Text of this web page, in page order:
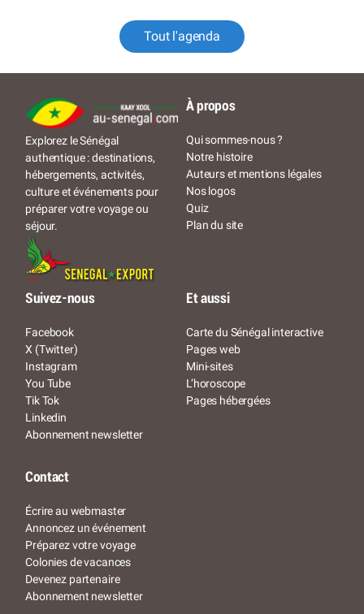
Tout l'agenda
Explorez le Sénégal
authentique : destinations,
hébergements, activités,
culture et événements pour
préparer votre voyage ou
séjour.
À propos
Qui sommes-nous ?
Notre histoire
Auteurs et mentions légales
Nos logos
Quiz
Plan du site
Suivez-nous
Facebook
X (Twitter)
Instagram
You Tube
Tik Tok
Linkedin
Abonnement newsletter
Et aussi
Carte du Sénégal interactive
Pages web
Mini-sites
L’horoscope
Pages hébergées
Contact
Écrire au webmaster
Annoncez un événement
Préparez votre voyage
Colonies de vacances
Devenez partenaire
Abonnement newsletter